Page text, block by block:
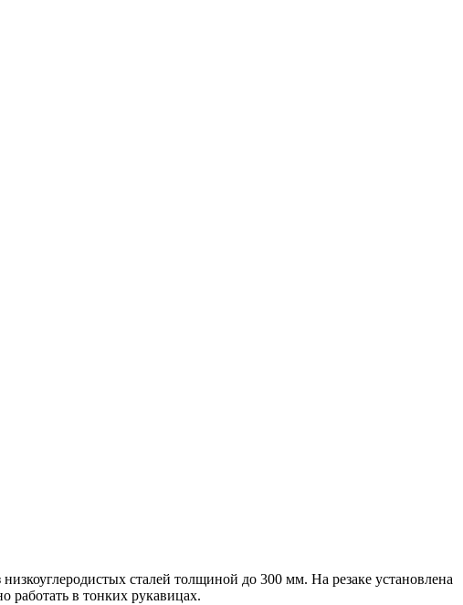
сталей толщиной до 300 мм. На резаке установлена
работать в тонких рукавицах.